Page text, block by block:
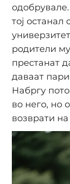
тој останал
родители
престанат
даваат
Набргу
во него, но
возврати на